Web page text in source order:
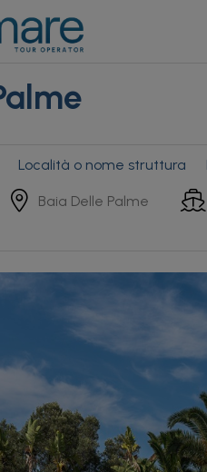
Località o nome struttura